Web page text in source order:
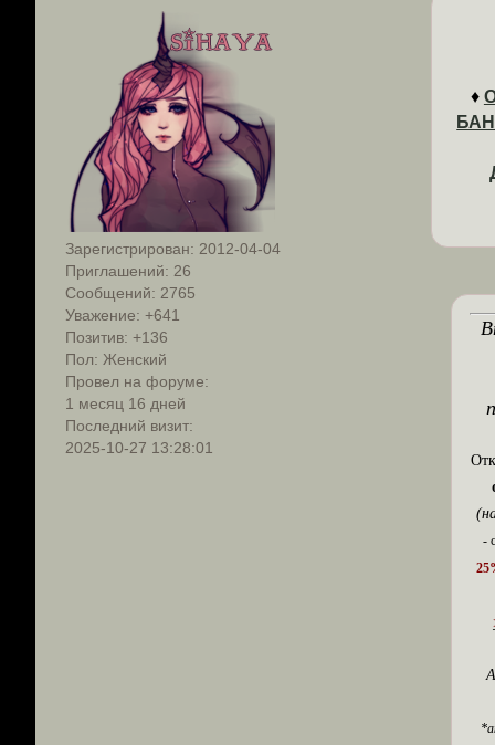
Зарегистрирован: 2012-04-04
Приглашений: 26
Сообщений: 2765
Уважение: +641
Позитив: +136
Пол: Женский
Провел на форуме:
1 месяц 16 дней
Последний визит:
2025-10-27 13:28:01
♦
-